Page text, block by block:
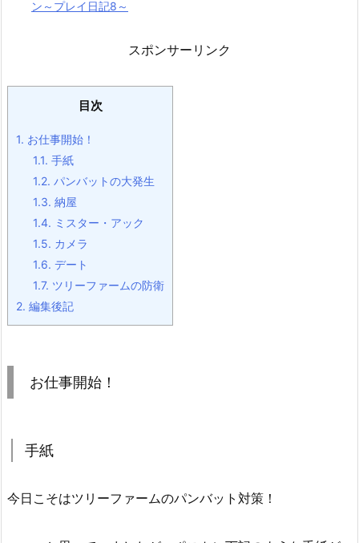
ン～プレイ日記8～
スポンサーリンク
目次
1. お仕事開始！
1.1. 手紙
1.2. パンバットの大発生
1.3. 納屋
1.4. ミスター・アック
1.5. カメラ
1.6. デート
1.7. ツリーファームの防衛
2. 編集後記
お仕事開始！
手紙
今日こそはツリーファームのパンバット対策！